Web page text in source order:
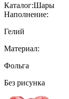
Каталог:Шары
Наполнение:
Гелий
Материал:
Фольга
Без рисунка